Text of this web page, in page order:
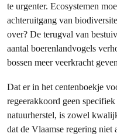
te urgenter. Ecosystemen
achteruitgang van
over? De terugval van
aantal boerenlandvogels
bossen meer veerkracht
Dat er in het centenboekje
regeerakkoord geen
natuurherstel, is zowel
dat de Vlaamse regering